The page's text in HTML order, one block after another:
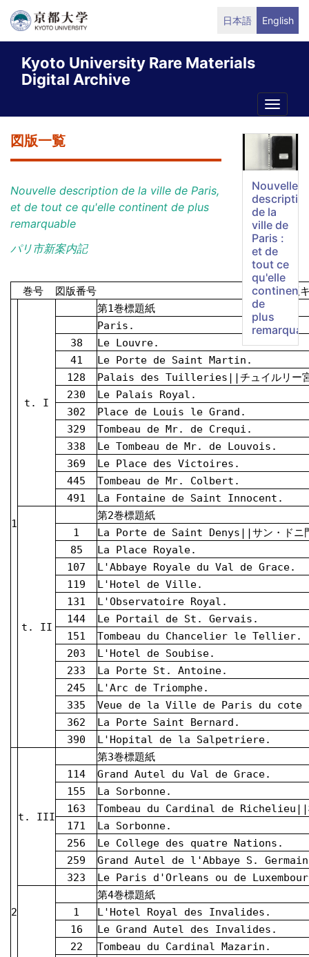
Skip
content
日本語 English
Kyoto University Rare Materials
Digital Archive
Toggle
図版一覧
Nouvelle description de la ville de Paris,
et de tout ce qu'elle continent de plus
remarquable
パリ市新案内記
巻号 図版番号 図版
1
t. I
第1巻標題紙
Paris.
38
Le Louvre.
41
Le Porte de Saint Martin.
128
Palais des Tuilleries||チュイルリー
230
Le Palais Royal.
302
Place de Louis le Grand.
329
Tombeau de Mr. de Crequi.
338
Le Tombeau de Mr. de Louvois.
369
Le Place des Victoires.
445
Tombeau de Mr. Colbert.
491
La Fontaine de Saint Innocent.
t. II
第2巻標題紙
1
La Porte de Saint Denys||サン・ドニ
85
La Place Royale.
107
L'Abbaye Royale du Val de Grace.
119
L'Hotel de Ville.
131
L'Observatoire Royal.
144
Le Portail de St. Gervais.
151
Tombeau du Chancelier le Tellier.
203
L'Hotel de Soubise.
233
La Porte St. Antoine.
245
L'Arc de Triomphe.
335
Veue de la Ville de Paris du cote
362
La Porte Saint Bernard.
390
L'Hopital de la Salpetriere.
2
t. III
第3巻標題紙
114
Grand Autel du Val de Grace.
155
La Sorbonne.
163
Tombeau du Cardinal de Richelieu||枢
171
La Sorbonne.
256
Le College des quatre Nations.
259
Grand Autel de l'Abbaye S.
323
Le Paris d'Orleans ou de
第4巻標題紙
1
L'Hotel Royal des Invalides.
16
Le Grand Autel des Invalides.
22
Tombeau du Cardinal Mazarin.
Nouvelle
de la
ville de
Paris :
et de
tout ce
qu'elle
continent
de
plus